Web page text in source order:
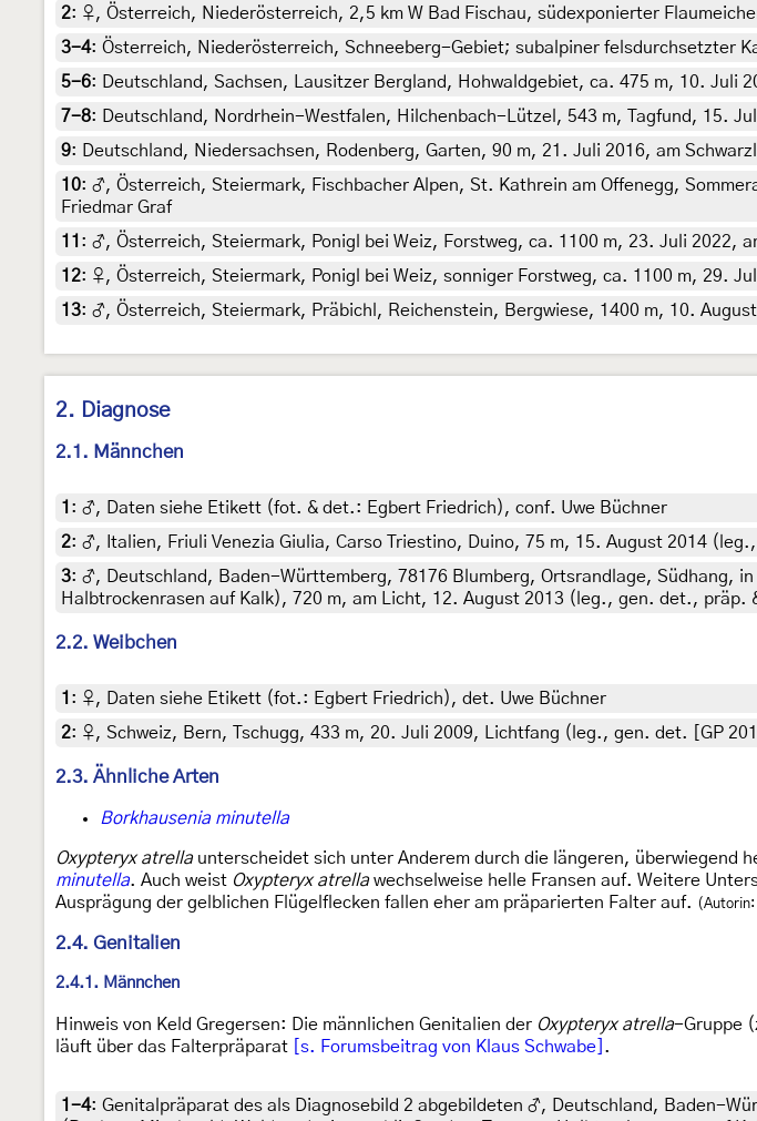
2: ♀, Österreich, Niederösterreich, 2,5 km W Bad Fischau, südexponierter
3-4: Österreich, Niederösterreich, Schneeberg-Gebiet; subalpiner felsdurchsetzter
5-6: Deutschland, Sachsen, Lausitzer Bergland, Hohwaldgebiet, ca. 475 m, 10. Juli
7-8: Deutschland, Nordrhein-Westfalen, Hilchenbach-Lützel, 543 m, Tagfund, 15.
9:
Deutschland, Niedersachsen, Rodenberg, Garten, 90 m, 21. Juli 2016, am
10: ♂, Österreich, Steiermark, Fischbacher Alpen, St. Kathrein am Offenegg,
Friedmar Graf
11 : ♂, Österreich, Steiermark, Ponigl bei Weiz, Forstweg, ca. 1100 m, 23. Juli 2022,
12: ♀, Österreich, Steiermark, Ponigl bei Weiz, sonniger Forstweg, ca. 1100 m, 29.
13: ♂, Österreich, Steiermark, Präbichl, Reichenstein, Bergwiese, 1400 m, 10.
2. Diagnose
2.1. Männchen
1 : ♂, Daten siehe Etikett (fot. & det.: Egbert Friedrich), conf. Uwe Büchner
2: ♂, Italien, Friuli Venezia Giulia, Carso Triestino, Duino, 75 m, 15. August 2014
3: ♂, Deutschland, Baden-Württemberg, 78176 Blumberg, Ortsrandlage, Südhang,
Halbtrockenrasen auf Kalk), 720 m, am Licht, 12. August 2013 (leg., gen. det., präp.
2.2. Weibchen
1 : ♀, Daten siehe Etikett (fot.: Egbert Friedrich), det. Uwe Büchner
2: ♀, Schweiz, Bern, Tschugg, 433 m, 20. Juli 2009, Lichtfang (leg., gen. det. [GP
2.3. Ähnliche Arten
Borkhausenia minutella
Oxypteryx atrellaunterscheidet sich unter Anderem durch die längeren, überwiegend
minutella. Auch weist Oxypteryx atrellawechselweise helle Fransen auf. Weitere
Ausprägung der gelblichen Flügelflecken fallen eher am präparierten Falter auf. (Autorin:
2.4. Genitalien
2.4.1. Männchen
Hinweis von Keld Gregersen: Die männlichen Genitalien der Oxypteryx atrella-Gruppe
läuft über das Falterpräparat
[s. Forumsbeitrag von Klaus Schwabe] .
1-4: Genitalpräparat des als Diagnosebild 2 abgebildeten ♂, Deutschland, Baden-